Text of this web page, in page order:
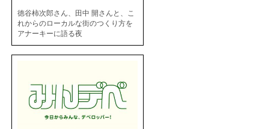
徳谷柿次郎さん、田中 開さんと、こ
れからのローカルな街のつくり方を
アナーキーに語る夜